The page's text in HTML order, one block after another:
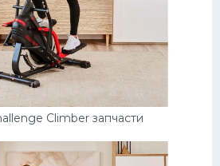
Climber запчасти